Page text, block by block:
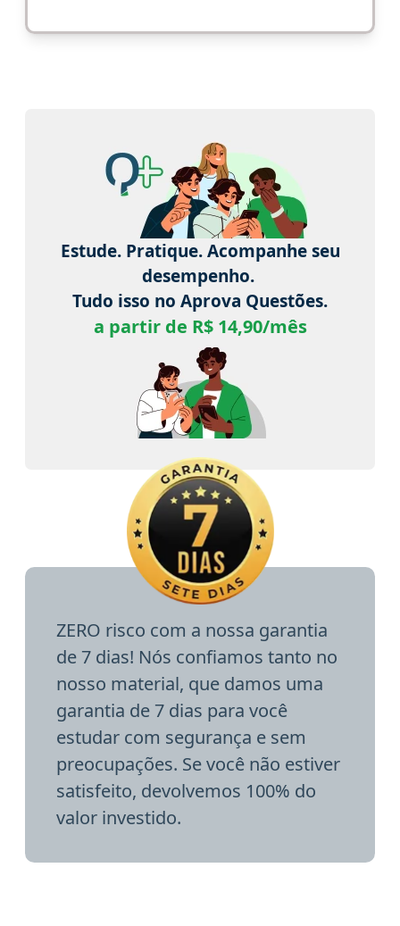
Estude. Pratique. Acompanhe seu
desempenho.
Tudo isso no Aprova Questões.
a partir de R$ 14,90/mês
ZERO risco com a nossa garantia
de 7 dias! Nós confiamos tanto no
nosso material, que damos uma
garantia de 7 dias para você
estudar com segurança e sem
preocupações. Se você não estiver
satisfeito, devolvemos 100% do
valor investido.